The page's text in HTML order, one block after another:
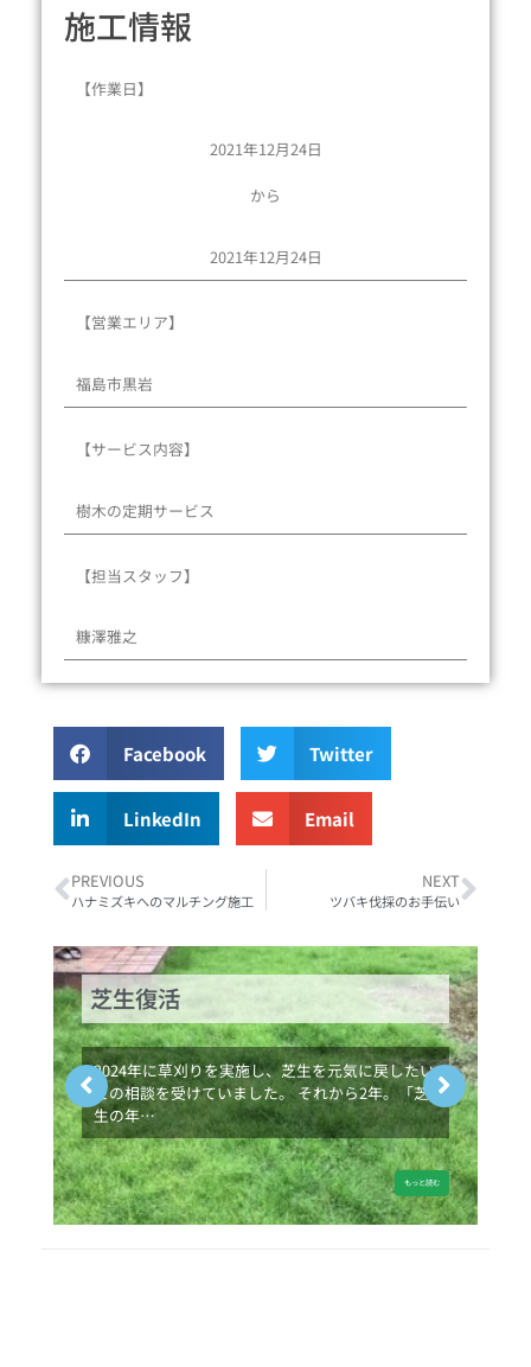
施工情報
【作業日】
2021年12月24日
から
2021年12月24日
【営業エリア】
福島市黒岩
【サービス内容】
樹木の定期サービス
【担当スタッフ】
糠澤雅之
Facebook Twitter
LinkedIn Email
PREVIOUS
ハナミズキへのマルチング施工
NEXT
ツバキ伐採のお手伝い
庭木の猛暑対策にマルチングはい
ががですか？
今年は早いうちから気温が30度を越える夏日にな
り、本格的な”夏”を迎える前から色々と不安にな
りますよ…
もっと読む